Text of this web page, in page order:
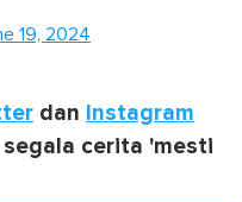
19, 2024
dan Instagram
cerita 'mesti